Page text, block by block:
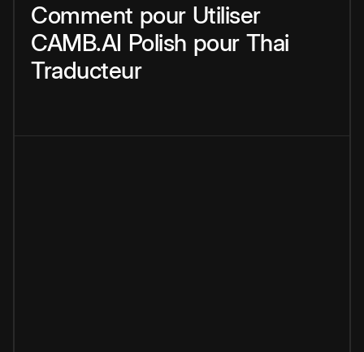
Comment pour Utiliser
CAMB.AI Polish pour Thai
Traducteur